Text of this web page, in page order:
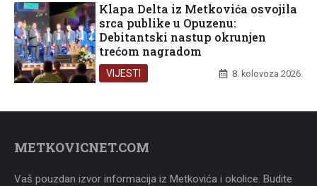
Klapa Delta iz Metkovića osvojila
srca publike u Opuzenu:
Debitantski nastup okrunjen
trećom nagradom
VIJESTI 8. kolovoza 2026.
METKOVICNET.COM
Vaš pouzdan izvor informacija iz Metkovića i okolice. Budite